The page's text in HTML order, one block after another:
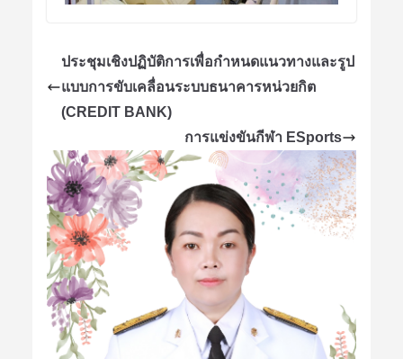
ประชุมเชิงปฏิบัติการเพื่อกำหนดแนวทางและรูป
แบบการขับเคลื่อนระบบธนาคารหน่วยกิต
(CREDIT BANK)
การแข่งขันกีฬา ESports